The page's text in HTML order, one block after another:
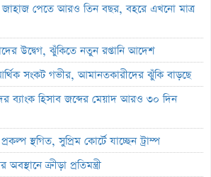
পেতে আরও তিন বছর, বহরে এখনো মাত্র
উদ্বেগ, ঝুঁকিতে নতুন রপ্তানি আদেশ
সংকট গভীর, আমানতকারীদের ঝুঁকি বাড়ছে
ব্যাংক হিসাব জব্দের মেয়াদ আরও ৩০ দিন
স্থগিত, সুপ্রিম কোর্টে যাচ্ছেন ট্রাম্প
ক্রীড়া প্রতিমন্ত্রী